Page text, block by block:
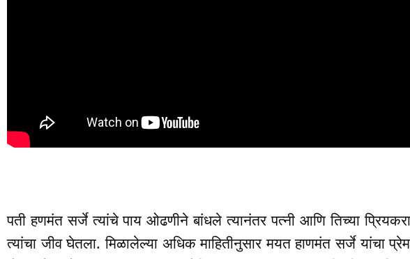
पती हणमंत सर्जे त्यांचे पाय ओढणीने बांधले त्यानंतर पत्नी आणि तिच्या
त्यांचा जीव घेतला. मिळालेल्या अधिक माहितीनुसार मयत हाणमंत सर्जे यांचा